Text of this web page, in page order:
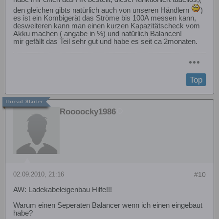
den gleichen gibts natürlich auch von unseren Händlern
)
es ist ein Kombigerät das Ströme bis 100A messen kann,
desweiteren kann man einen kurzen Kapazitätscheck vom
Akku machen ( angabe in %) und natürlich Balancen!
mir gefällt das Teil sehr gut und habe es seit ca 2monaten.
Top
Roooocky1986
#10
02.09.2010, 21:16
AW: Ladekabeleigenbau Hilfe!!!
Warum einen Seperaten Balancer wenn ich einen eingebaut
habe?